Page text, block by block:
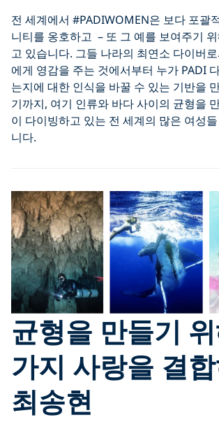
전 세계에서 #PADIWOMEN은 보다 포괄
니티를 옹호하고 – 또 그 예를 보여주기
고 있습니다. 그들 나라의 최연소 다이버
에게 영감을 주는 것에서부터 누가 PADI
는지에 대한 인식을 바꿀 수 있는 기반을
기까지, 여기 인류와 바다 사이의 균형을
이 다이빙하고 있는 전 세계의 많은 여성
니다.
균형을 만들기
가지 사랑을 결
최송현